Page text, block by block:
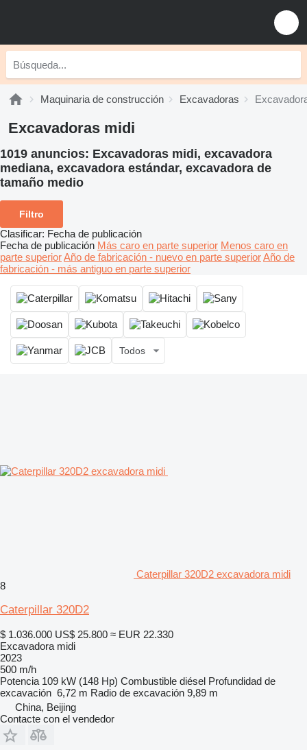
Maquinaria de construcción Excavadoras
Excavadoras midi
1019 anuncios: Excavadoras midi, excavadora
mediana, excavadora estándar, excavadora de
tamaño medio
Filtro
Clasificar: Fecha de publicación
Fecha de publicación Más caro en parte superior Menos caro en
parte superiorAño de fabricación - nuevo en parte superiorAño de
fabricación - más antiguo en parte superior
Todos
Caterpillar 320D2 excavadora midi
8
Caterpillar 320D2
$ 1.036.000 US$ 25.800 ≈ EUR 22.330
Excavadora midi
2023
500 m/h
Potencia 109 kW (148 Hp) Combustible diésel Profundidad de
excavación 6,72 m Radio de excavación 9,89 m
China, Beijing
Contacte con el vendedor